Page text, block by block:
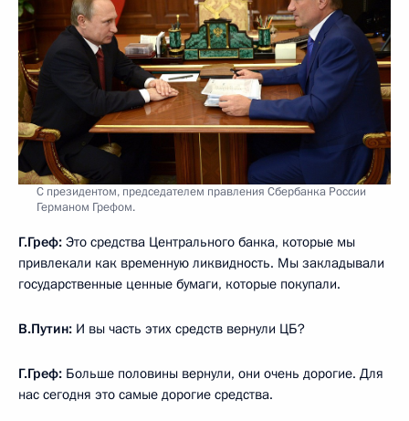
С президентом, председателем правления Сбербанка России
Германом Грефом.
Г.Греф: Это средства Центрального банка, которые мы
привлекали как временную ликвидность. Мы закладывали
государственные ценные бумаги, которые покупали.
В.Путин: И вы часть этих средств вернули ЦБ?
Г.Греф: Больше половины вернули, они очень дорогие. Для
нас сегодня это самые дорогие средства.